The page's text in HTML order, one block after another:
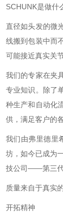
SCHUNK是做什
直径如头发的微
线搬到包装中而
可能接近真实关
我们的专家在夹
专业知识。除了
种生产和自动化
供，满足客户的
我们由弗里德里
坊，如今已成为
技公司——第三代
质量来自于真实
开拓精神